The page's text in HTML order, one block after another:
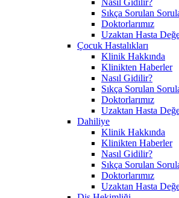
Sıkça Sorulan
Doktorlarımız
Uzaktan Hasta
Çocuk Hastalıkları
Klinik Hakkında
Klinikten Haberler
Nasıl Gidilir?
Sıkça Sorulan
Doktorlarımız
Uzaktan Hasta
Dahiliye
Klinik Hakkında
Klinikten Haberler
Nasıl Gidilir?
Sıkça Sorulan
Doktorlarımız
Uzaktan Hasta